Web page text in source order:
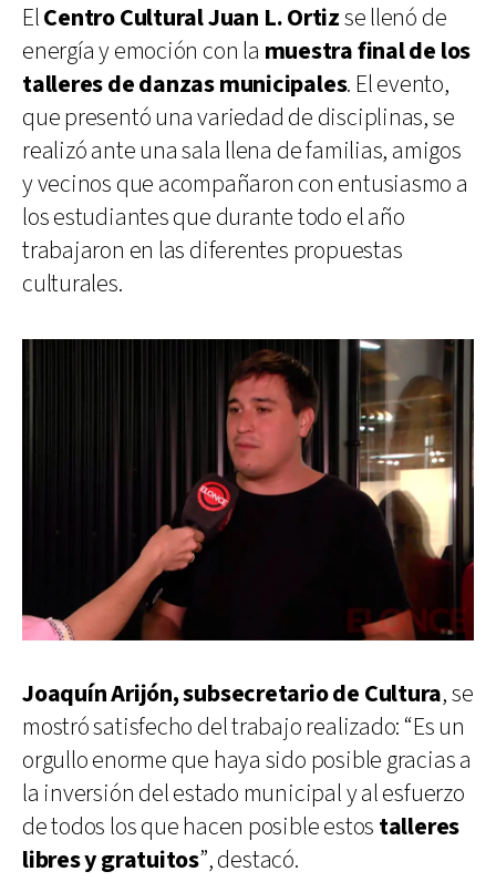
ElCentro Cultural Juan L. Ortizse llenó de
energía y emoción con la muestra final de los
talleres de danzas municipales. El evento,
que presentó una variedad de disciplinas, se
realizó ante una sala llena de familias, amigos
y vecinos que acompañaron con entusiasmo a
los estudiantes que durante todo el año
trabajaron en las diferentes propuestas
culturales.
Joaquín Arijón, subsecretario de Cultura, se
mostró satisfecho del trabajo realizado: “Es un
orgullo enorme que haya sido posible gracias a
la inversión del estado municipal y al esfuerzo
de todos los que hacen posible estos talleres
libres y gratuitos”, destacó.